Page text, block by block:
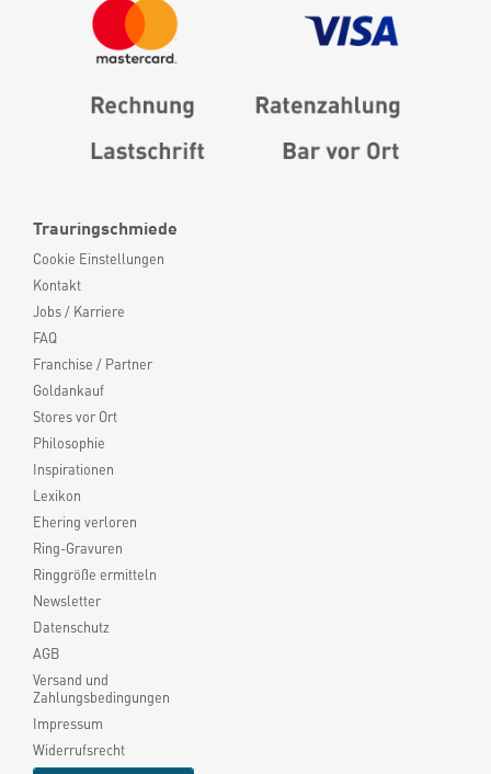
Trauringschmiede
Cookie Einstellungen
Kontakt
Jobs / Karriere
FAQ
Franchise / Partner
Goldankauf
Stores vor Ort
Philosophie
Inspirationen
Lexikon
Ehering verloren
Ring-Gravuren
Ringgröße ermitteln
Newsletter
Datenschutz
AGB
Versand und
Zahlungsbedingungen
Impressum
Widerrufsrecht